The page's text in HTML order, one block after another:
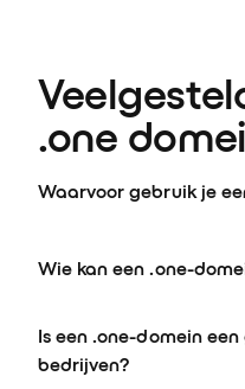
.one
Waarvoor gebruik je
Wie kan een .one-
Is een .one-domein
bedrijven?